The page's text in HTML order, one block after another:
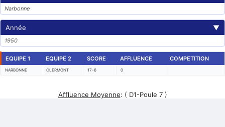
Narbonne
Année ▼
1950
EQUIPE 1 EQUIPE 2 SCORE AFFLUENCE COMPETITION
NARBONNE CLERMONT 17-6 0
Affluence Moyenne: ( D1-Poule 7 )